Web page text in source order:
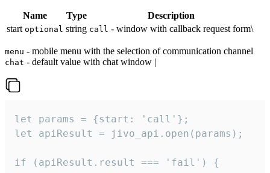
Name Type
Description
start optional string call - window with callback request form\
menu - mobile menu with the selection of communication channel
chat - default value with chat window |
let params = {start: 'call'};
let apiResult = jivo_api.open(params);
if (apiResult.result === 'fail') {